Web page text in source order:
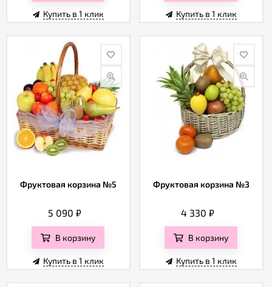
Купить в 1 клик Купить в 1 клик
Фруктовая корзина №5
5 090 ₽
В корзину
Купить в 1 клик
Фруктовая корзина №3
4 330 ₽
В корзину
Купить в 1 клик